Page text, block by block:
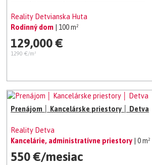
Reality Detvianska Huta
Rodinný dom
| 100 m²
129,000 €
1290 €/m²
Prenájom │ Kancelárske priestory │ Detva
Reality Detva
Kancelárie, administratívne priestory
| 0 m²
550 €/mesiac